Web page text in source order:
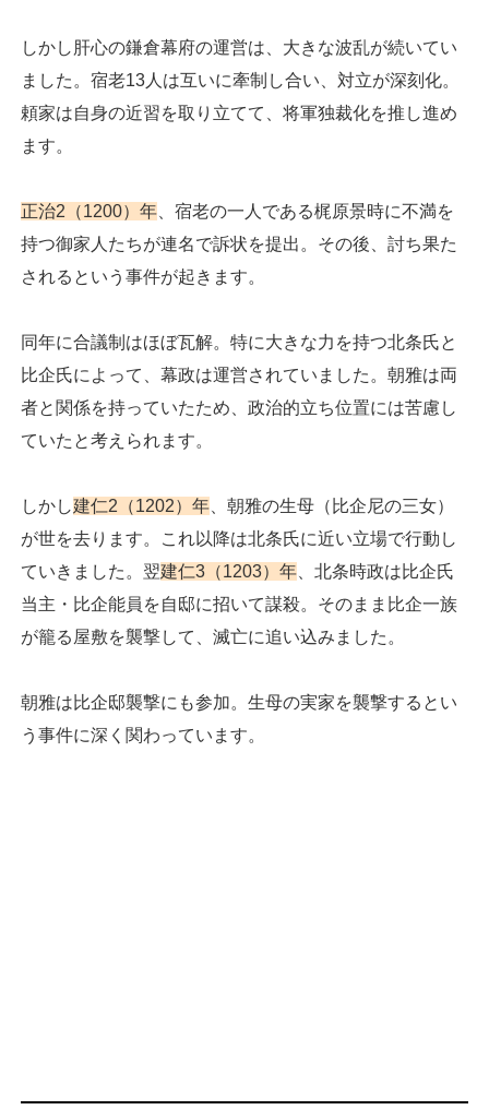
しかし肝心の鎌倉幕府の運営は、大きな波乱が続いてい
ました。宿老13人は互いに牽制し合い、対立が深刻化。
頼家は自身の近習を取り立てて、将軍独裁化を推し進め
ます。
正治2（1200）年 、宿老の一人である梶原景時に不満を
持つ御家人たちが連名で訴状を提出。その後、討ち果た
されるという事件が起きます。
同年に合議制はほぼ瓦解。特に大きな力を持つ北条氏と
比企氏によって、幕政は運営されていました。朝雅は両
者と関係を持っていたため、政治的立ち位置には苦慮し
ていたと考えられます。
しかし建仁2（1202）年 、朝雅の生母（比企尼の三女）
が世を去ります。これ以降は北条氏に近い立場で行動し
ていきました。翌建仁3（1203）年 、北条時政は比企氏
当主・比企能員を自邸に招いて謀殺。そのまま比企一族
が籠る屋敷を襲撃して、滅亡に追い込みました。
朝雅は比企邸襲撃にも参加。生母の実家を襲撃するとい
う事件に深く関わっています。